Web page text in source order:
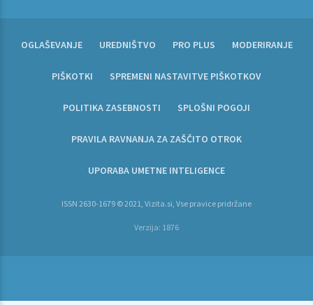
OGLAŠEVANJE UREDNIŠTVO PRO PLUS MODERIRANJE
PIŠKOTKI SPREMENI NASTAVITVE PIŠKOTKOV
POLITIKA ZASEBNOSTI SPLOŠNI POGOJI
PRAVILA RAVNANJA ZA ZAŠČITO OTROK
UPORABA UMETNE INTELIGENCE
ISSN 2630-1679 © 2021, Vizita.si, Vse pravice pridržane
Verzija: 1876